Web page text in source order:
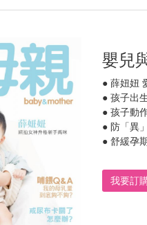
嬰兒
● 薛妞妞
● 孩子出
● 孩子動
● 防「異
● 舒緩孕
我要訂